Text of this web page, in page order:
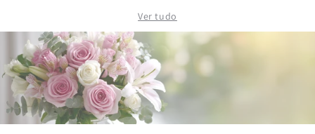
Ver tudo